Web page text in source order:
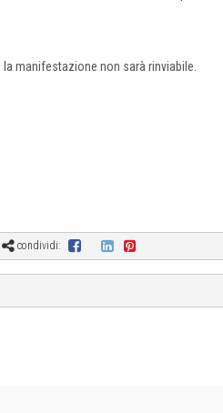
manifestazione non sarà rinviabile.
condividi: